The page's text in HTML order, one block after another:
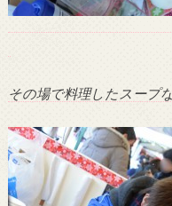
その場で料理したスープ